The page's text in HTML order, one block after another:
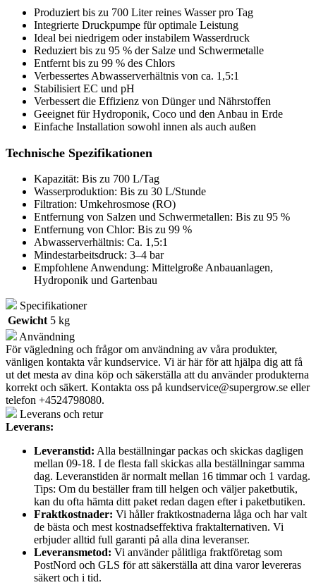
Produziert bis zu 700 Liter reines Wasser pro Tag
Integrierte Druckpumpe für optimale Leistung
Ideal bei niedrigem oder instabilem Wasserdruck
Reduziert bis zu 95 % der Salze und Schwermetalle
Entfernt bis zu 99 % des Chlors
Verbessertes Abwasserverhältnis von ca. 1,5:1
Stabilisiert EC und pH
Verbessert die Effizienz von Dünger und Nährstoffen
Geeignet für Hydroponik, Coco und den Anbau in Erde
Einfache Installation sowohl innen als auch außen
Technische Spezifikationen
Kapazität: Bis zu 700 L/Tag
Wasserproduktion: Bis zu 30 L/Stunde
Filtration: Umkehrosmose (RO)
Entfernung von Salzen und Schwermetallen: Bis zu 95 %
Entfernung von Chlor: Bis zu 99 %
Abwasserverhältnis: Ca. 1,5:1
Mindestarbeitsdruck: 3–4 bar
Empfohlene Anwendung: Mittelgroße Anbauanlagen,
Hydroponik und Gartenbau
Specifikationer
Gewicht 5 kg
Användning
För vägledning och frågor om användning av våra produkter,
vänligen kontakta vår kundservice. Vi är här för att hjälpa dig att få
ut det mesta av dina köp och säkerställa att du använder produkterna
korrekt och säkert. Kontakta oss på kundservice@supergrow.se eller
telefon +4524798080.
Leverans och retur
Leverans:
Leveranstid: Alla beställningar packas och skickas dagligen
mellan 09-18. I de flesta fall skickas alla beställningar samma
dag. Leveranstiden är normalt mellan 16 timmar och 1 vardag.
Tips: Om du beställer fram till helgen och väljer paketbutik,
kan du ofta hämta ditt paket redan dagen efter i paketbutiken.
Fraktkostnader: Vi håller fraktkostnaderna låga och har valt
de bästa och mest kostnadseffektiva fraktalternativen. Vi
erbjuder alltid full garanti på alla dina leveranser.
Leveransmetod: Vi använder pålitliga fraktföretag som
PostNord och GLS för att säkerställa att dina varor levereras
säkert och i tid.